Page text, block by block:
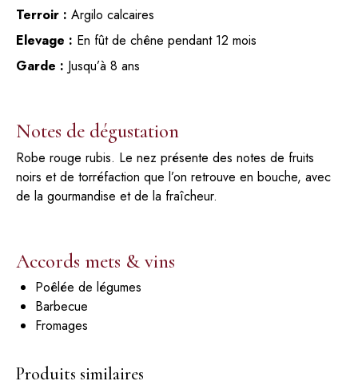
Terroir : Argilo calcaires
Elevage : En fût de chêne pendant 12 mois
Garde : Jusqu’à 8 ans
Notes de dégustation
Robe rouge rubis. Le nez présente des notes de fruits
noirs et de torréfaction que l’on retrouve en bouche, avec
de la gourmandise et de la fraîcheur.
Accords mets & vins
Poêlée de légumes
Barbecue
Fromages
Produits similaires